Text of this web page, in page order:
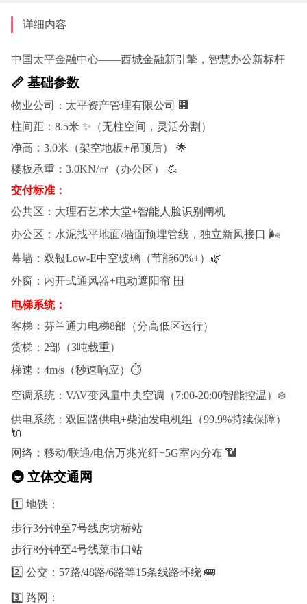
详细内容
中国太平金融中心——西城金融新引擎，智慧办公新标杆
📏 基础参数
物业公司：太平资产管理有限公司 🏢
柱间距：8.5米 ✨（无柱空间，灵活分割）
净高：3.0米（架空地板+吊顶后） 🌟
楼板承重：3.0KN/㎡（办公区） 💪
交付标准：
公共区：大理石艺术大堂+智能人脸识别闸机
办公区：水泥找平地面/墙面预埋管线，独立新风接口 🌬️
幕墙：双银Low-E中空玻璃（节能60%+）🌿
外窗：内开式通风器+电动遮阳帘 🪟
电梯系统：
客梯：芬兰通力电梯8部（分高低区运行）
货梯：2部（3吨载重）
梯速：4m/s（秒速响应）⏱️
空调系统：VAV变风量中央空调（7:00-20:00智能控温）❄️
供电系统：双回路供电+柴油发电机组（99.9%持续保障）
🔌
网络：移动/联通/电信万兆光纤+5G室内分布 📶
🚇 立体交通网
1️⃣ 地铁：
步行3分钟至7号线虎坊桥站
步行8分钟至4号线菜市口站
2️⃣ 公交：57路/48路/6路等15条线路环绕 🚌
3️⃣ 路网：